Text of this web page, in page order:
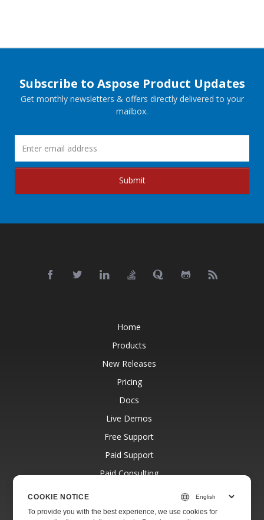
Subscribe to Aspose Product Updates
Get monthly newsletters & offers directly delivered to your
mailbox.
Submit
Home
Products
New Releases
Pricing
Docs
Live Demos
Free Support
Paid Support
Paid Consulting
Websites
COOKIE NOTICE
To provide you with the best experience, we use cookies for